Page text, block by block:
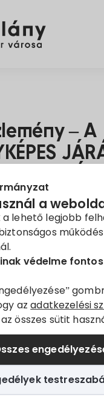
a
lehető legjobb
védelme
azadatkezelési
összes sütit
Elérhetőségek
Hírek
Rendelettár
Pályázatok
Állásajánlatok
Szolgáltatók
Turizmus
– A